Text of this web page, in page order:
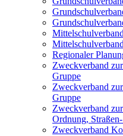
Regionaler
Zweckverband
Gruppe
Zweckverband
Gruppe
Zweckverband
Ordnung,
Zweckverband